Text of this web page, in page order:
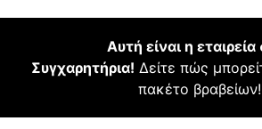
Αυτή είναι η εταιρεία
Συγχαρητήρια! Δείτε πώς
πακέτο βραβείων!